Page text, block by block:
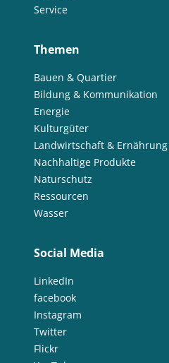
Service
Themen
Bauen & Quartier
Bildung & Kommunikation
Energie
Kulturgüter
Landwirtschaft & Ernährung
Nachhaltige Produkte
Naturschutz
Ressourcen
Wasser
Social Media
LinkedIn
facebook
Instagram
Twitter
Flickr